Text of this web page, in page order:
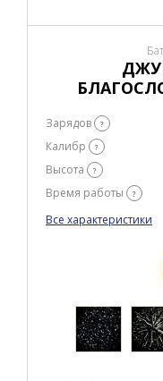
Зарядов ?
Калибр
?
Высота
?
Время работы
?
Все характеристики